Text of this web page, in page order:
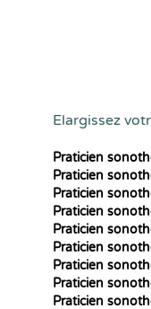
Elargissez
Praticien
Praticien
Praticien
Praticien
Praticien
Praticien
Praticien
Praticien
Praticien